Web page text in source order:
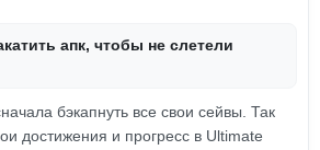
апк, чтобы не слетели
бэкапнуть все свои сейвы. Так
достижения и прогресс в Ultimate